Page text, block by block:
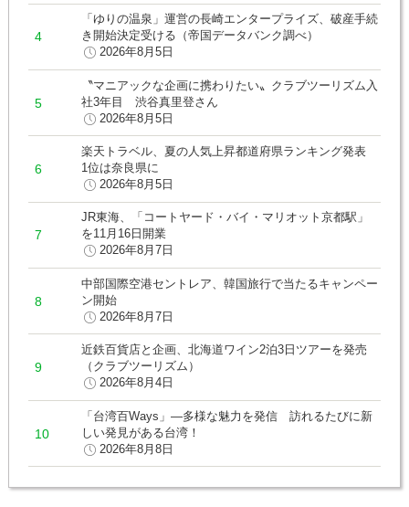
「ゆりの温泉」運営の長崎エンタープライズ、破産手続
き開始決定受ける（帝国データバンク調べ）
2026年8月5日
〝マニアックな企画に携わりたい〟クラブツーリズム入
社3年目 渋谷真里登さん
2026年8月5日
楽天トラベル、夏の人気上昇都道府県ランキング発表
1位は奈良県に
2026年8月5日
JR東海、「コートヤード・バイ・マリオット京都駅」
を11月16日開業
2026年8月7日
中部国際空港セントレア、韓国旅行で当たるキャンペー
ン開始
2026年8月7日
近鉄百貨店と企画、北海道ワイン2泊3日ツアーを発売
（クラブツーリズム）
2026年8月4日
「台湾百Ways」―多様な魅力を発信 訪れるたびに新
しい発見がある台湾！
2026年8月8日